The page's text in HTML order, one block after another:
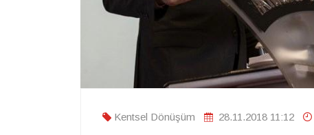
Kentsel Dönüşüm 28.11.2018 11:12